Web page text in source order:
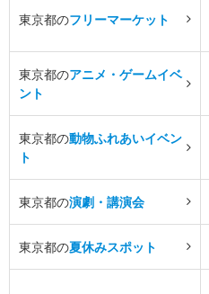
東京都のフリーマーケット
東京都のアニメ・ゲームイベ
ント
東京都の動物ふれあいイベン
ト
東京都の演劇・講演会
東京都の夏休みスポット